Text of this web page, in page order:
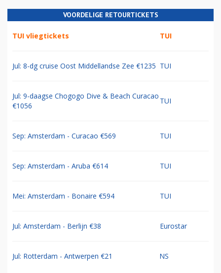
VOORDELIGE RETOURTICKETS
TUI vliegtickets TUI
Jul: 8-dg cruise Oost Middellandse Zee €1235 TUI
Jul: 9-daagse Chogogo Dive & Beach Curacao
€1056
TUI
Sep: Amsterdam - Curacao €569 TUI
Sep: Amsterdam - Aruba €614 TUI
Mei: Amsterdam - Bonaire €594 TUI
Jul: Amsterdam - Berlijn €38 Eurostar
Jul: Rotterdam - Antwerpen €21 NS